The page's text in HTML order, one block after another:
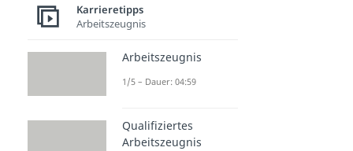
Karrieretipps
Arbeitszeugnis
Arbeitszeugnis
1/5 – Dauer: 04:59
Qualifiziertes
Arbeitszeugnis